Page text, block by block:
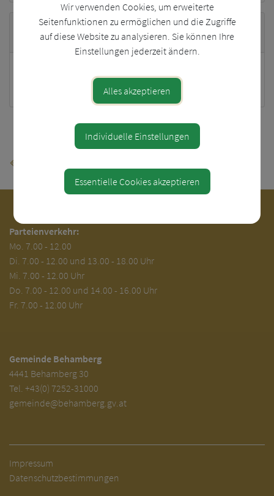
Standort
Teile den Artikel
⇐ zurück
Parteienverkehr:
Mo. 7.00 - 12.00
Di. 7.00 - 12.00 und 13.00 - 18.00 Uhr
Mi. 7.00 - 12.00 Uhr
Do. 7.00 - 12.00 und 14.00 - 16.00 Uhr
Fr. 7.00 - 12.00 Uhr
Gemeinde Behamberg
4441 Behamberg 30
Tel. +43(0) 7252-31000
gemeinde@behamberg.gv.at
Impressum
Datenschutzbestimmungen
Wir verwenden Cookies, um erweiterte
Seitenfunktionen zu ermöglichen und die Zugriffe
auf diese Website zu analysieren. Sie können Ihre
Einstellungen jederzeit ändern.
Alles akzeptieren
Individuelle Einstellungen
Essentielle Cookies akzeptieren